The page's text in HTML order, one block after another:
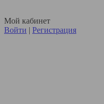
Мой кабинет
Войти | Регистрация